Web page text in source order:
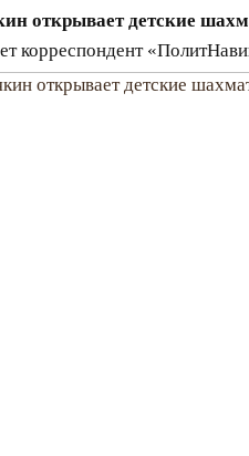
открывает детские
корреспондент